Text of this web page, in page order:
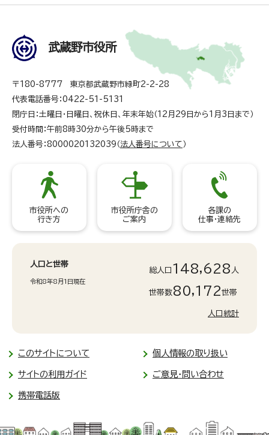
武蔵野市役所
〒180-8777 東京都武蔵野市緑町2-2-28
代表電話番号：0422-51-5131
閉庁日：土曜日・日曜日、祝休日、年末年始（12月29日から1月3日まで）
受付時間：午前8時30分から午後5時まで
法人番号：8000020132039（ 法人番号について ）
市役所への
行き方
市役所庁舎の
ご案内
各課の
仕事・連絡先
人口と世帯
令和8年8月1日現在
総人口 148,628 人
世帯数80,172世帯
人口統計
このサイトについて 個人情報の取り扱い
サイトの利用ガイド ご意見・問い合わせ
携帯電話版